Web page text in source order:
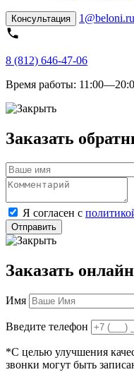
Консультация 1@beloni.ru
8 (812) 646-47-06
Время работы:
Заказать
Я согласен с
Отправить
Заказать
Имя
Введите телефон
*С целью улучшения
звонки могут быть